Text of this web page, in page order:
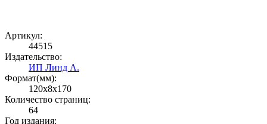
Артикул:
44515
Издательство:
ИП Линд А.
Формат(мм):
120x8x170
Количество страниц:
64
Год издания: